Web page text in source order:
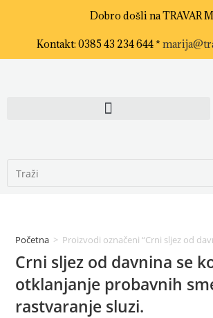
Dobro došli na TRAVAR
Kontakt: 0385 43 234 644 *
Početna > Proizvodi označeni “Crni sljez od
Crni sljez od davnina se
otklanjanje probavnih
rastvaranje sluzi.